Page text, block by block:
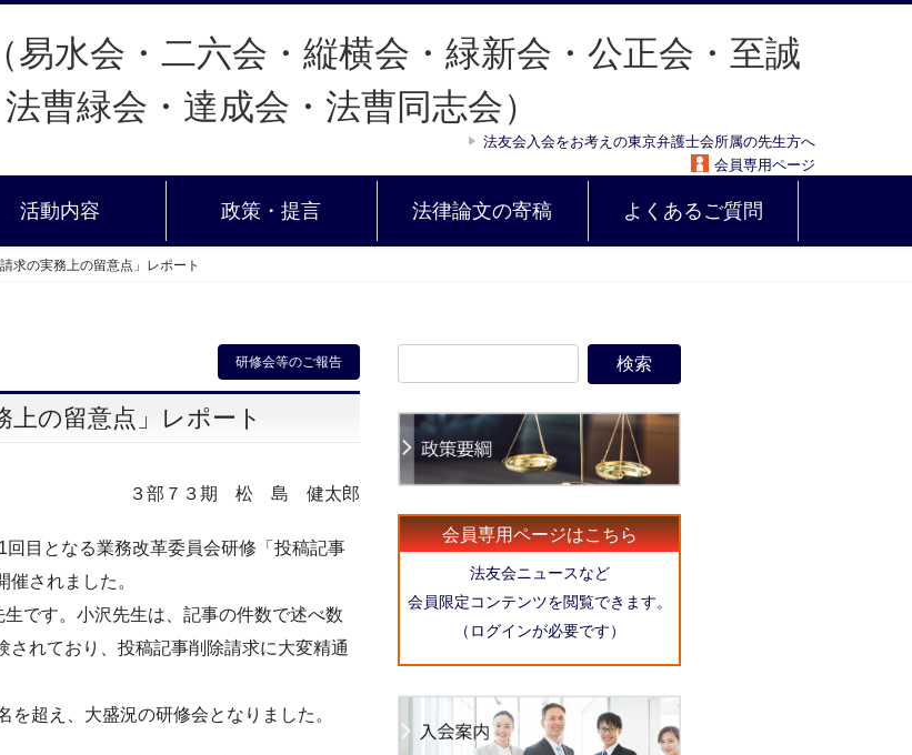
法友会入会をお考えの東京弁護士会所属の先生方へ
会員専用ページ
活動内容 政策・提言 法律論文の寄稿 よくあるご質問
求の実務上の留意点」レポート
研修会等のご報告
上の留意点」レポート
３部７３期 松 島 健太郎
目となる業務改革委員会研修「投稿記事
されました。
です。小沢先生は、記事の件数で述べ数
れており、投稿記事削除請求に大変精通
超え、大盛況の研修会となりました。
会員専用ページはこちら
法友会ニュースなど
会員限定コンテンツを閲覧できます。
（ログインが必要です）